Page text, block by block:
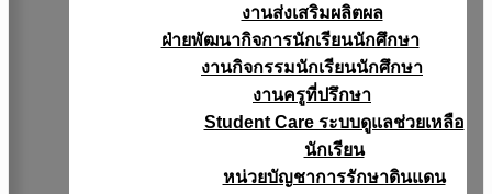
งานส่งเสริมผลิตผล
ฝ่ายพัฒนากิจการนักเรียนนักศึกษา
งานกิจกรรมนักเรียนนักศึกษา
งานครูที่ปรึกษา
Student Care ระบบดูแลช่วยเหลือ
นักเรียน
หน่วยบัญชาการรักษาดินแดน